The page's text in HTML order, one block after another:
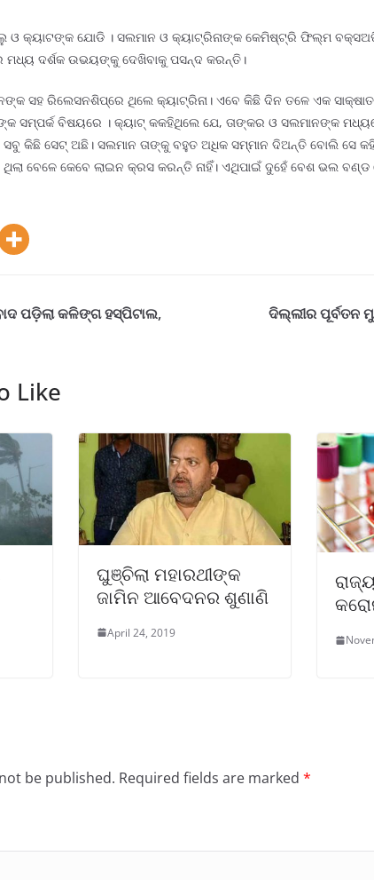
ଓ କ୍ୟାଟଙ୍କ ଯୋଡି । ସଲମାନ ଓ କ୍ୟାଟ୍ରିନାଙ୍କ କେମିଷ୍ଟ୍ରି ଫିଲ୍ମ
ଦର୍ଶକ ଉଭୟଙ୍କୁ ଦେଖିବାକୁ ପସନ୍ଦ କରନ୍ତି।
ସହ ରିଲେସନଶିପ୍ରେ ଥିଲେ କ୍ୟାଟ୍ରିନା। ଏବେ କିଛି ଦିନ ତଳେ ଏକ
ସମ୍ପର୍କ ବିଷୟରେ । କ୍ୟାଟ୍ କକହିଥିଲେ ଯେ, ତାଙ୍କର ଓ ସଲମାନଙ୍କ
କିଛି ସେଟ୍ ଅଛି। ସଲମାନ ତାଙ୍କୁ ବହୁତ ଅଧିକ ସମ୍ମାନ ଦିଅନ୍ତି ବୋଲି ସେ
ବେଳେ କେବେ ଲାଇନ କ୍ରସ କରନ୍ତି ନାହିଁ। ଏଥିପାଇଁ ଦୁହେଁ ବେଶ ଭଲ
ପଡ଼ିଲା କଳିଙ୍ଗ ହସ୍ପିଟାଲ,
ଦିଲ୍ଲୀର ପୂର୍ବତନ
Like
ଘୁଞ୍ଚିଲା ମହାରଥୀଙ୍କ
ଜାମିନ ଆବେଦନର ଶୁଣାଣି
April 24, 2019
be published. Required fields are marked *